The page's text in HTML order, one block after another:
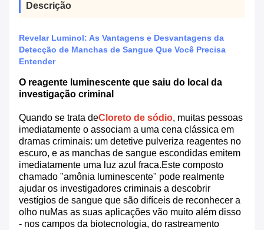
Descrição
Revelar Luminol: As Vantagens e Desvantagens da
Detecção de Manchas de Sangue Que Você Precisa
Entender
O reagente luminescente que saiu do local da
investigação criminal
Quando se trata deCloreto de sódio, muitas pessoas
imediatamente o associam a uma cena clássica em
dramas criminais: um detetive pulveriza reagentes no
escuro, e as manchas de sangue escondidas emitem
imediatamente uma luz azul fraca.Este composto
chamado "amônia luminescente" pode realmente
ajudar os investigadores criminais a descobrir
vestígios de sangue que são difíceis de reconhecer a
olho nuMas as suas aplicações vão muito além disso
- nos campos da biotecnologia, do rastreamento